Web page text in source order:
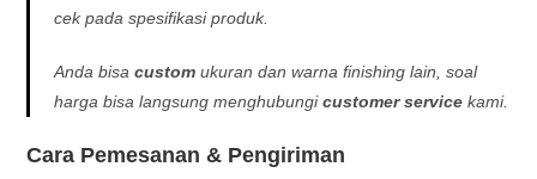
cek pada spesifikasi produk.
Anda bisacustomukuran dan warna finishing lain , soal
harga bisa langsung menghubungicustomer service kami.
Cara Pemesanan & Pengiriman